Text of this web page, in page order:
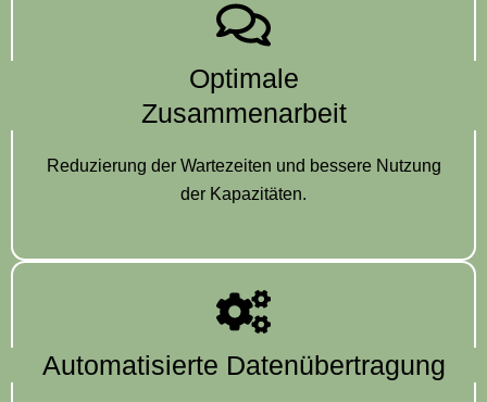
Optimale
Zusammenarbeit
Reduzierung der Wartezeiten und bessere Nutzung
der Kapazitäten.
Automatisierte Datenübertragung